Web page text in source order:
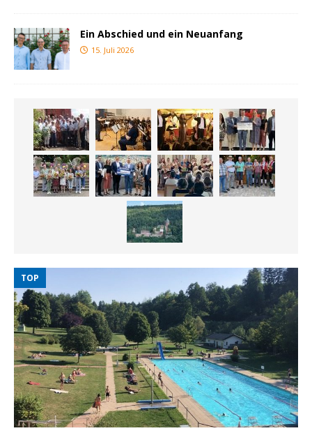
Ein Abschied und ein Neuanfang
15. Juli 2026
TOP